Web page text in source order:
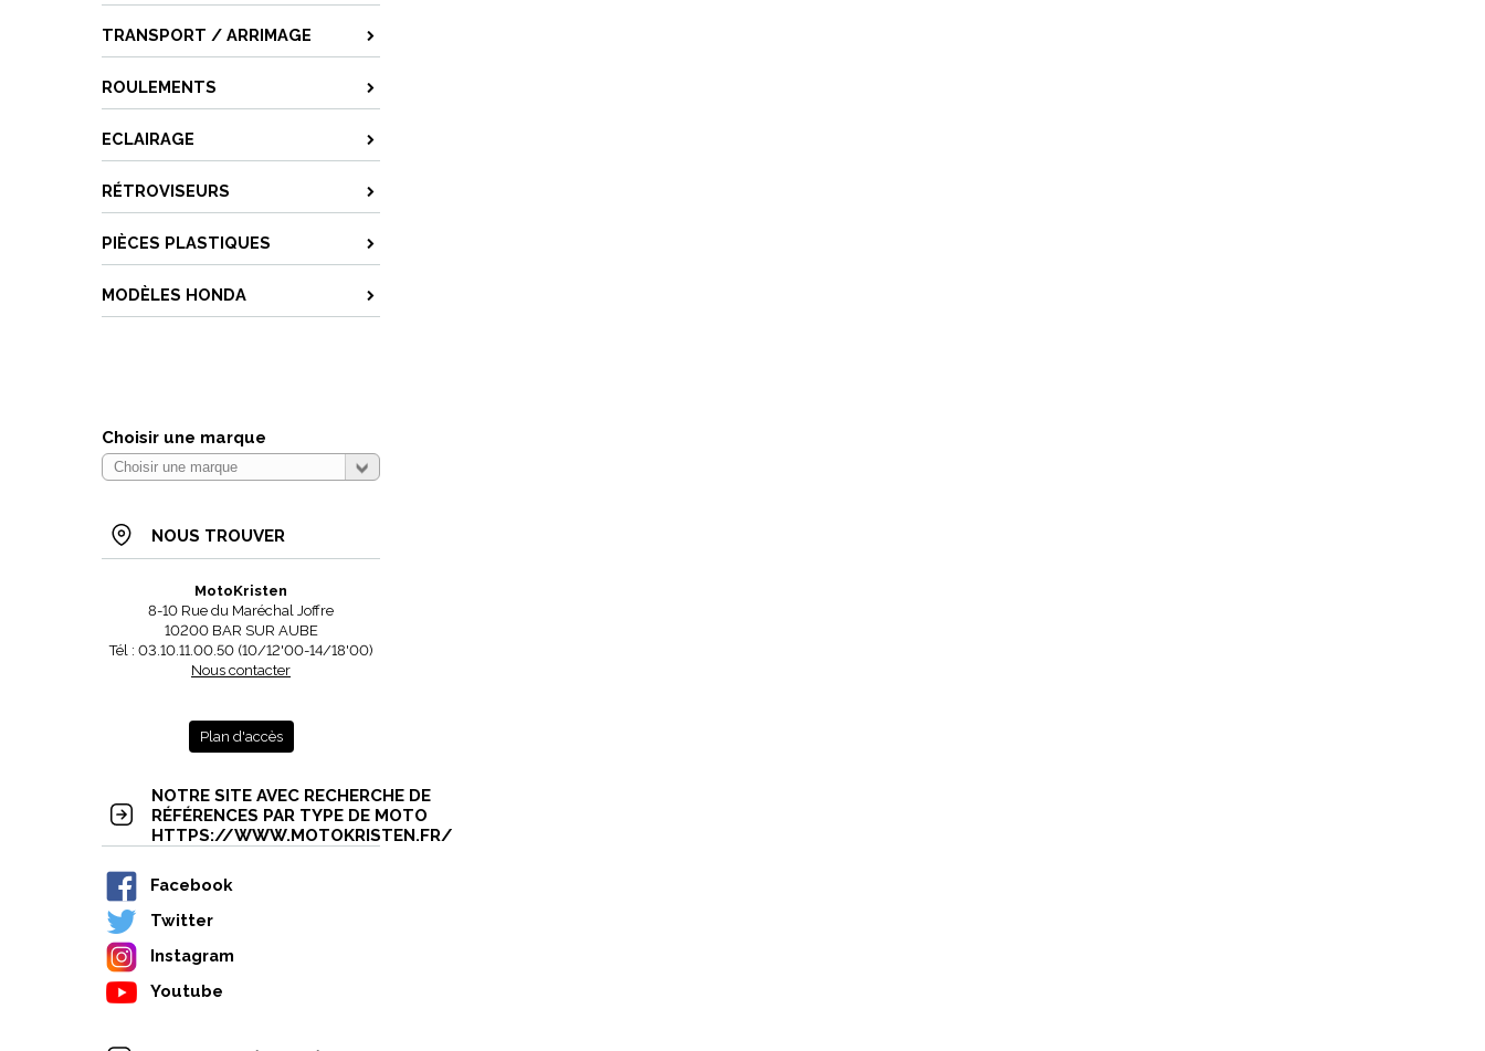
TRANSPORT / ARRIMAGE
ROULEMENTS
ECLAIRAGE
RÉTROVISEURS
PIÈCES PLASTIQUES
MODÈLES HONDA
Choisir une marque
NOUS TROUVER
MotoKristen
8-10 Rue du Maréchal Joffre
10200 BAR SUR AUBE
Tél : 03.10.11.00.50 (10/12'00-14/18'00)
Nous contacter
Plan d'accès
NOTRE SITE AVEC RECHERCHE DE
RÉFÉRENCES PAR TYPE DE MOTO
HTTPS://WWW.MOTOKRISTEN.FR/
Facebook
Twitter
Instagram
Youtube